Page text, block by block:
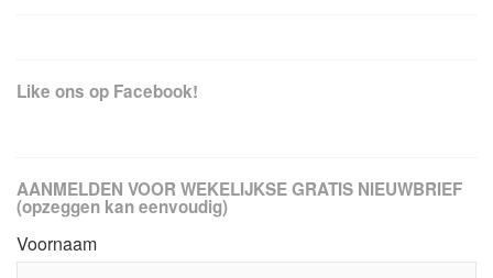
Like ons op Facebook!
AANMELDEN VOOR WEKELIJKSE GRATIS NIEUWBRIEF
(opzeggen kan eenvoudig)
Voornaam